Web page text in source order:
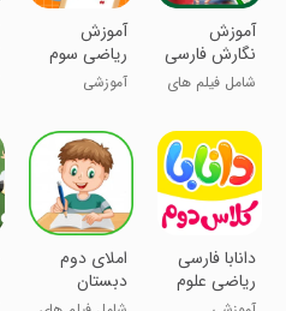
آموزش
نگارش فارسی
دوم دبستان
شامل فیلم های
آموزش
ریاضی سوم
دبستان
آموزشی
‏‏‏‏‏دانابا فارسی
ریاضی علوم
دوم دبستان
املای دوم
دبستان